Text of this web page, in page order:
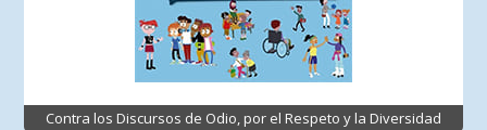
Contra los Discursos de Odio, por el Respeto y la Diversidad